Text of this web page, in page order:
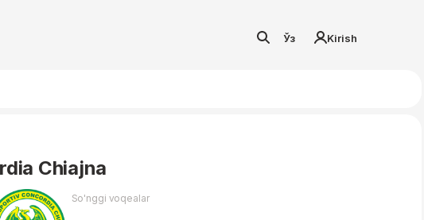
Ўз Kirish
Chiajna
So'nggi voqealar